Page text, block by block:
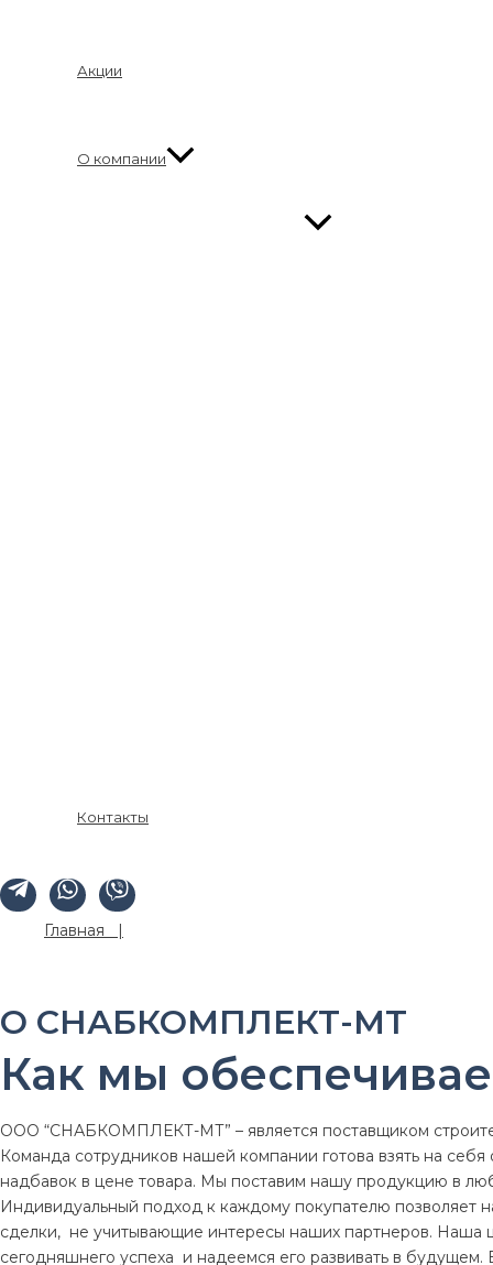
Акции
О компании
Контакты
Главная |
О СНАБКОМПЛЕКТ-МТ
Как мы
ООО “СНАБКОМПЛЕКТ-МТ” – является поставщиком
Команда сотрудников нашей компании готова взять на
надбавок в цене товара. Мы поставим нашу продукцию в
Индивидуальный подход к каждому покупателю позволяет
сделки, не учитывающие интересы наших партнеров. Наша
сегодняшнего успеха и надеемся его развивать в